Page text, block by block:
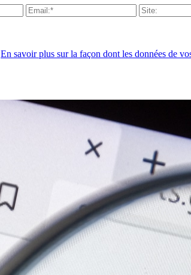
En savoir plus sur la façon dont les données de